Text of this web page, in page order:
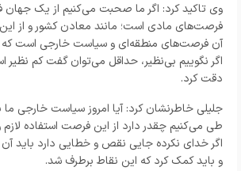
وی تاکید کرد: اگر ما صحبت می‌کنیم از یک
فرصت‌های مادی است؛ مانند معادن کشور و از این
آن فرصت‌های منطقه‌ای و سیاست خارجی است که
اگر نگوییم بی‌نظیر،‌ حداقل می‌توان گفت کم نظیر
دقت کرد.
جلیلی خاطرنشان کرد:‌ آیا امروز سیاست خارجی ما
طی می‌کنیم چقدر دارد از این فرصت استفاده لازم
اگر خدای نکرده جایی نقص و خطایی دارد باید
و باید کمک کرد که این نقاط برطرف شد.